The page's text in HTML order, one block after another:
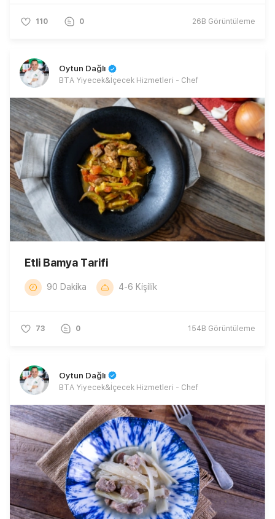
110 0 26B Görüntüleme
Oytun Dağlı
BTA Yiyecek&İçecek Hizmetleri - Chef
Etli Bamya Tarifi
90 Dakika 4-6 Kişilik
73 0 154B Görüntüleme
Oytun Dağlı
BTA Yiyecek&İçecek Hizmetleri - Chef